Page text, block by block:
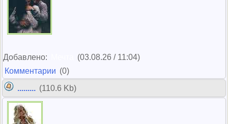
Добавлено:
(03.08.26 / 11:04)
Комментарии (0)
......... (110.6 Kb)